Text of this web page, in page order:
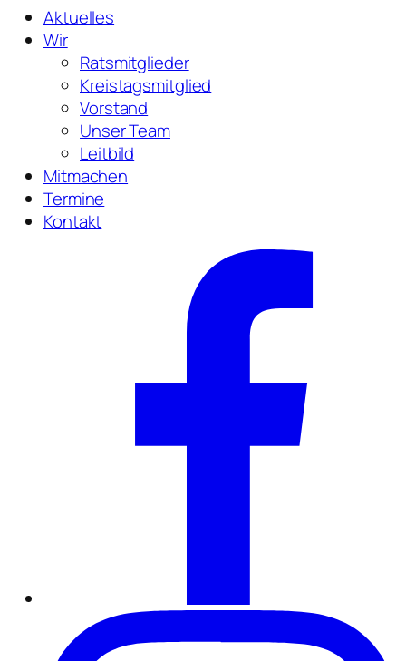
Aktuelles
Wir
Ratsmitglieder
Kreistagsmitglied
Vorstand
Unser Team
Leitbild
Mitmachen
Termine
Kontakt